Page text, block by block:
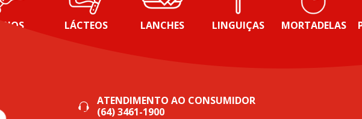
FRIOS LÁCTEOS LANCHES LINGUIÇAS MORTADELAS
ATENDIMENTO AO CONSUMIDOR
(64) 3461-1900